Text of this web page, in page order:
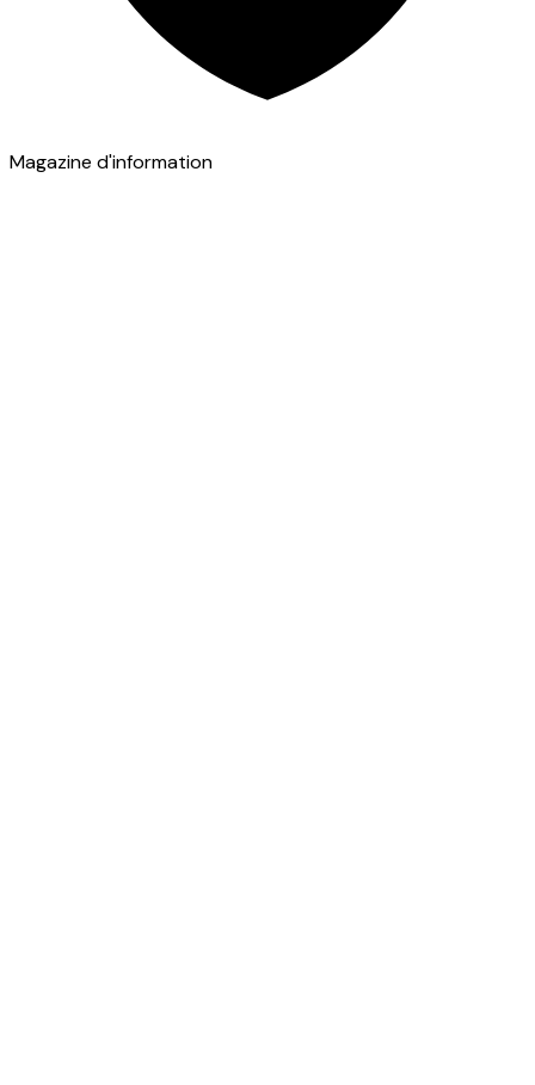
Magazine d'information